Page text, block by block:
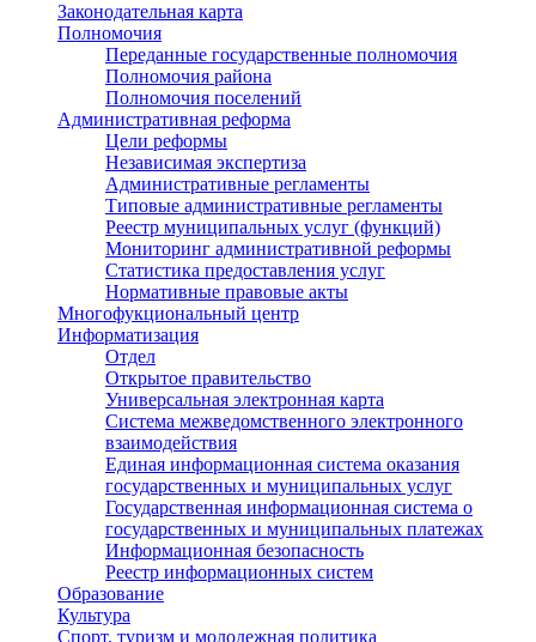
Законодательная карта
Полномочия
Переданные государственные полномочия
Полномочия района
Полномочия поселений
Административная реформа
Цели реформы
Независимая экспертиза
Административные регламенты
Типовые административные регламенты
Реестр муниципальных услуг (функций)
Мониторинг административной реформы
Статистика предоставления услуг
Нормативные правовые акты
Многофукциональный центр
Информатизация
Отдел
Открытое правительство
Универсальная электронная карта
Система межведомственного электронного
взаимодействия
Единая информационная система оказания
государственных и муниципальных услуг
Государственная информационная система о
государственных и муниципальных платежах
Информационная безопасность
Реестр информационных систем
Образование
Культура
Спорт, туризм и молодежная политика